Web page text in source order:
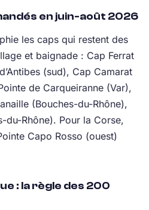
en juin-août 2026
les caps qui restent des
et baignade : Cap Ferrat
(sud), Cap Camarat
de Carqueiranne (Var),
(Bouches-du-Rhône),
du-Rhône). Pour la Corse,
Capo Rosso (ouest)
: la règle des 200